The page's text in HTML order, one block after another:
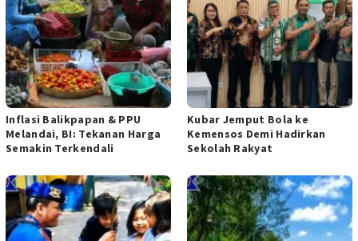
Inflasi Balikpapan & PPU
Melandai, BI: Tekanan Harga
Semakin Terkendali
Kubar Jemput Bola ke
Kemensos Demi Hadirkan
Sekolah Rakyat